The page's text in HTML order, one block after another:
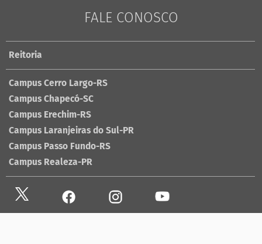
FALE CONOSCO
Reitoria
Campus Cerro Largo-RS
Campus Chapecó-SC
Campus Erechim-RS
Campus Laranjeiras do Sul-PR
Campus Passo Fundo-RS
Campus Realeza-PR